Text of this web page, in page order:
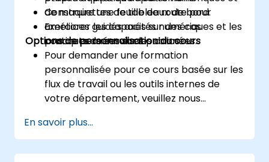
Construire une feuille de route pour
améliorer les capacités numériques et les
pratiques axées sur les données.
de maquettes de tableaux de bord.
Exercices guidés axés sur des cas
concrets de services publics.
Options de personnalisation du cours
Pour demander une formation
personnalisée pour ce cours basée sur les
flux de travail ou les outils internes de
votre département, veuillez nous
En savoir plus...